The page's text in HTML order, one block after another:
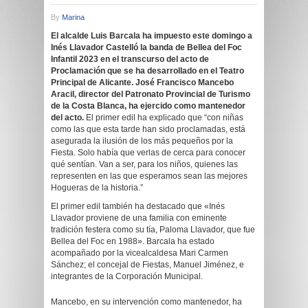
By Marina
El alcalde Luis Barcala ha impuesto este domingo a
Inés Llavador Castelló la banda de Bellea del Foc
Infantil 2023 en el transcurso del acto de
Proclamación que se ha desarrollado en el Teatro
Principal de Alicante. José Francisco Mancebo
Aracil, director del Patronato Provincial de Turismo
de la Costa Blanca, ha ejercido como mantenedor
del acto. El primer edil ha explicado que “con niñas
como las que esta tarde han sido proclamadas, está
asegurada la ilusión de los más pequeños por la
Fiesta. Solo había que verlas de cerca para conocer
qué sentían. Van a ser, para los niños, quienes las
representen en las que esperamos sean las mejores
Hogueras de la historia.”
El primer edil también ha destacado que «Inés
Llavador proviene de una familia con eminente
tradición festera como su tía, Paloma Llavador, que fue
Bellea del Foc en 1988». Barcala ha estado
acompañado por la vicealcaldesa Mari Carmen
Sánchez; el concejal de Fiestas, Manuel Jiménez, e
integrantes de la Corporación Municipal.
Mancebo, en su intervención como mantenedor, ha